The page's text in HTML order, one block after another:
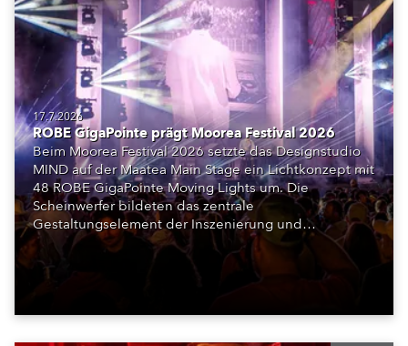
17.7.2026
ROBE GigaPointe prägt Moorea Festival 2026
Beim Moorea Festival 2026 setzte das Designstudio
MIND auf der Maatea Main Stage ein Lichtkonzept mit
48 ROBE GigaPointe Moving Lights um. Die
Scheinwerfer bildeten das zentrale
Gestaltungselement der Inszenierung und
unterstützten das Bühnenkonzept aus LED-Flächen,
Licht und Szenografie.